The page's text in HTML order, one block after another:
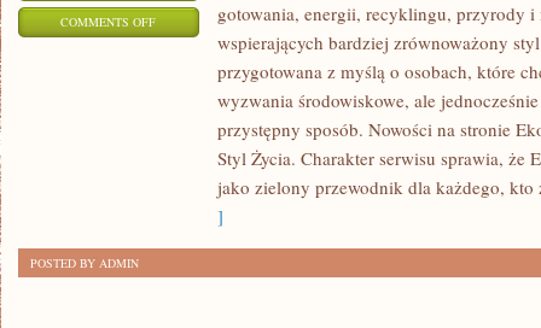
COMMENTS OFFON
gotowania, energii, recyklingu, przyrody i
wspierających bardziej zrównoważony styl
przygotowana z myślą o osobach, które
wyzwania środowiskowe, ale
przystępny sposób. Nowości na stronie
Styl Życia. Charakter serwisu sprawia, że
jako zielony przewodnik dla każdego, kto
]
POSTED BY ADMIN